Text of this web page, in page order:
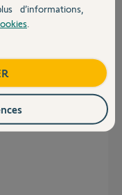
d’informations,